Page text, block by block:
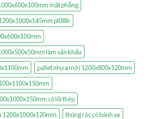
mặt phẳng
pl08lk
làm sân khấu
pallet nhựa mới 1200x800x120mm
có lõi thép
1200x1000x120mm
thùng rác có bánh xe